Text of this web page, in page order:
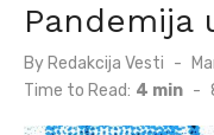
Pandemija
By Redakcija Vesti
Time to Read: 4 min -